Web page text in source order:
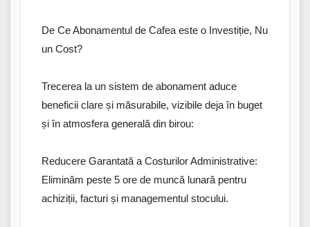
De Ce Abonamentul de Cafea este o Investiție, Nu
un Cost?
Trecerea la un sistem de abonament aduce
beneficii clare și măsurabile, vizibile deja în buget
și în atmosfera generală din birou:
Reducere Garantată a Costurilor Administrative:
Eliminăm peste 5 ore de muncă lunară pentru
achiziții, facturi și managementul stocului.